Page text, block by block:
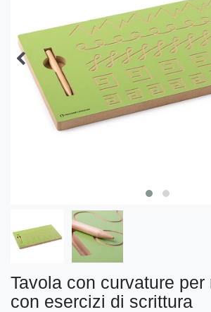
Tavola con curvature per
con esercizi di scrittura